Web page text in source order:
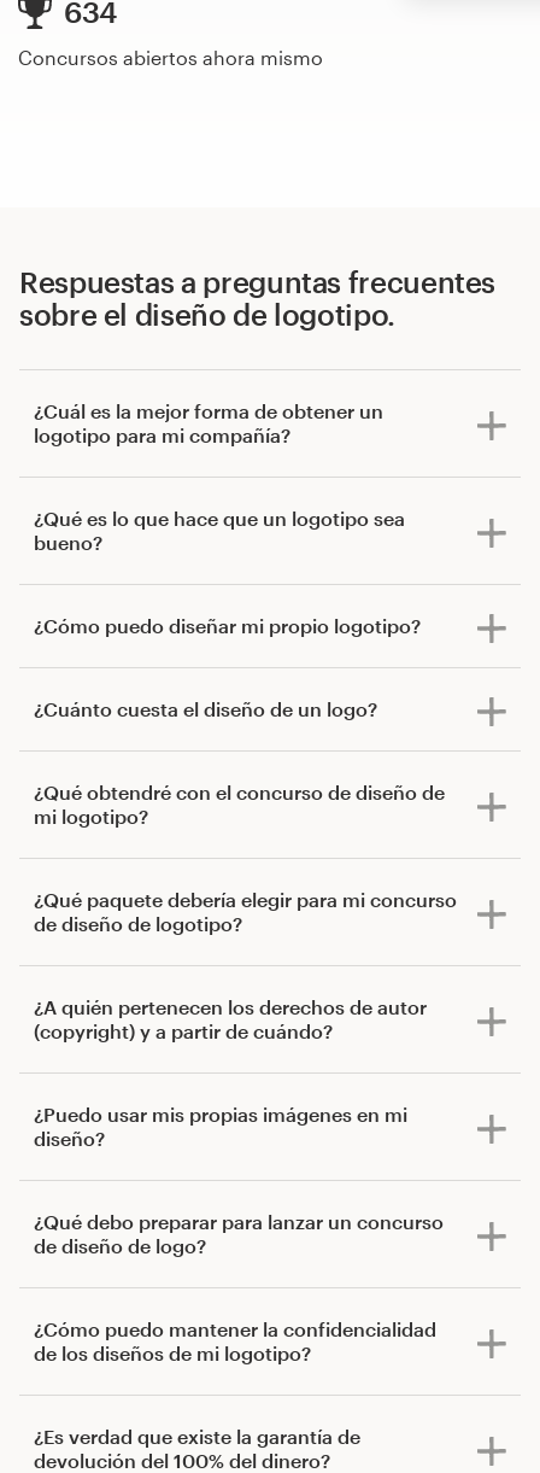
634
Concursos abiertos ahora mismo
Respuestas a preguntas frecuentes
sobre el diseño de logotipo.
¿Cuál es la mejor forma de obtener un
logotipo para mi compañía?
¿Qué es lo que hace que un logotipo sea
bueno?
¿Cómo puedo diseñar mi propio logotipo?
¿Cuánto cuesta el diseño de un logo?
¿Qué obtendré con el concurso de diseño de
mi logotipo?
¿Qué paquete debería elegir para mi concurso
de diseño de logotipo?
¿A quién pertenecen los derechos de autor
(copyright) y a partir de cuándo?
¿Puedo usar mis propias imágenes en mi
diseño?
¿Qué debo preparar para lanzar un concurso
de diseño de logo?
¿Cómo puedo mantener la confidencialidad
de los diseños de mi logotipo?
¿Es verdad que existe la garantía de
devolución del 100% del dinero?